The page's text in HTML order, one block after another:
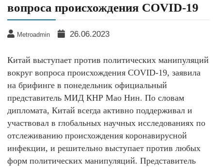
вопроса происхождения COVID-19
Metroadmin 26.06.2023
Китай выступает против политических манипуляций
вокруг вопроса происхождения COVID-19, заявила
на брифинге в понедельник официальный
представитель МИД КНР Мао Нин. По словам
дипломата, Китай всегда активно поддерживал и
участвовал в глобальных научных исследованиях по
отслеживанию происхождения коронавирусной
инфекции, и решительно выступает против любых
форм политических манипуляций. Представитель